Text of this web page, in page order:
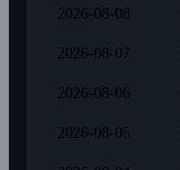
2026-08-08
2026-08-07
2026-08-06
2026-08-05